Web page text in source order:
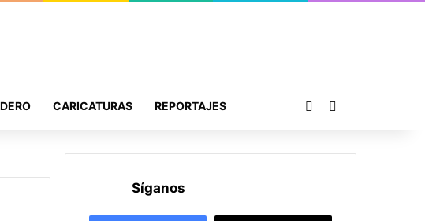
CARICATURAS REPORTAJES Publicación al azar
Síganos